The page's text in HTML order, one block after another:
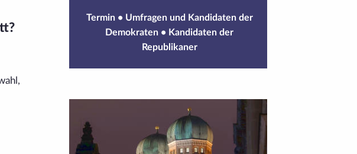
Termin• Umfragen und Kandidaten der
Demokraten • Kandidaten der
Republikaner